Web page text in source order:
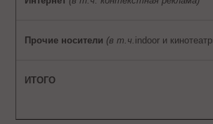
Прочие носители (в т.ч. indoor и
ИТОГО